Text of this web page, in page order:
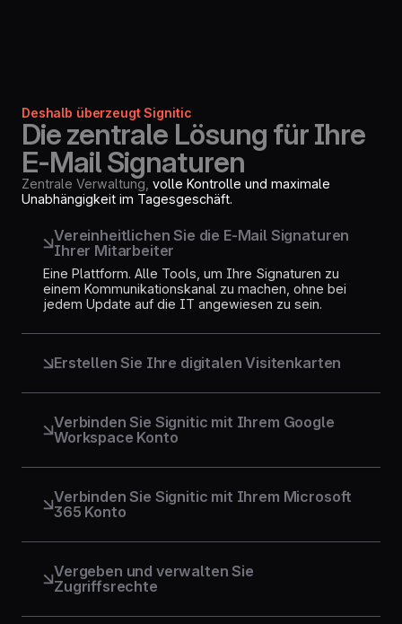
Deshalb überzeugt Signitic
Die zentrale Lösung für Ihre
E-Mail Signaturen
Zentrale Verwaltung, volle Kontrolle und maximale
Unabhängigkeit im Tagesgeschäft.
Vereinheitlichen Sie die E-Mail Signaturen
Ihrer Mitarbeiter
Eine Plattform. Alle Tools, um Ihre Signaturen zu
einem Kommunikationskanal zu machen, ohne bei
jedem Update auf die IT angewiesen zu sein.
Erstellen Sie Ihre digitalen Visitenkarten
interaktive Visitenkarte. Zugänglich über einen QR-
professionelles Profil.
Verbinden Sie Signitic mit Ihrem Google
Workspace Konto
Daten und Signaturen werden in Echtzeit
Verbinden Sie Signitic mit Ihrem Microsoft
365 Konto
Einstellung, jeder Austritt oder jede
automatisch. Outlook bleibt ohne manuelles
Eingreifen aktuell.
Vergeben und verwalten Sie
Zugriffsrechte
Marketing verwaltet die Vorlagen, die IT die